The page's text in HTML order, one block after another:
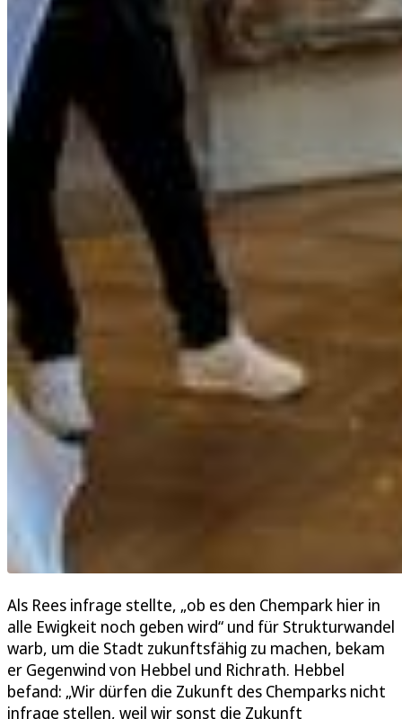
Als Rees infrage stellte, „ob es den Chempark hier in
alle Ewigkeit noch geben wird“ und für Strukturwandel
warb, um die Stadt zukunftsfähig zu machen, bekam
er Gegenwind von Hebbel und Richrath. Hebbel
befand: „Wir dürfen die Zukunft des Chemparks nicht
infrage stellen, weil wir sonst die Zukunft